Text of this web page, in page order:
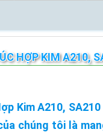
HỢP KIM A210,
Kim A210,
chúng tôi là